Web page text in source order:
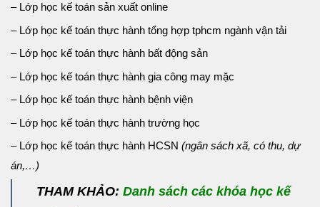
– Lớp học kế toán sản xuất online
– Lớp học kế toán thực hành tổng hợp tphcm ngành vận tải
– Lớp học kế toán thực hành bất động sản
– Lớp học kế toán thực hành gia công may mặc
– Lớp học kế toán thực hành bệnh viện
– Lớp học kế toán thực hành trường học
– Lớp học kế toán thực hành HCSN (ngân sách xã, có thu, dự
án,…)
THAM KHẢO: Danh sách các khóa học kế